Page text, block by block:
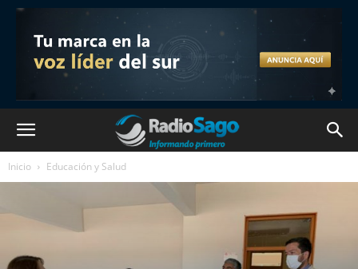
Inicio Educación y Salud